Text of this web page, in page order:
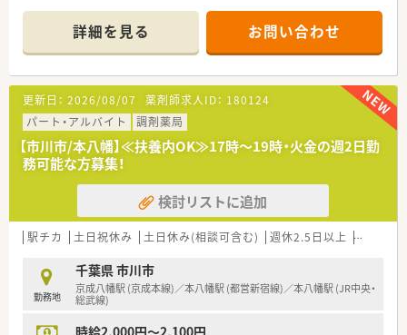
営管理といった高度な科目を自発的に履修可能です。
【店舗情報と応需状況について】
■JR市川駅から徒歩2分という好立地にあり、近隣の内科クリニ
ックを中心に1日60枚から70枚の処方箋を受け付けています。
■面対応の店舗として幅広い処方内容に触れられますが、一包化
は1日1枚程度と少なめで、落ち着いて業務に取り組める環境で
す。
■医薬品の採用品目数は2,000品目を超えており、様々な症例や
新薬についても現場で働きながら学ぶことが可能となっていま
す。
【法人特徴について】
■東証プライム上場のグループに属しており、業界内でもトップ
クラスの規模を誇る安定した経営基盤が大きな魅力の企業で
■調剤部門とOTC部門の採用が完全に分かれているため、薬剤師
としての専門業務に専念してスキルを磨くことが可能になりま
す。
詳細を見る お問い合わせ
更新日： 2026/08/07 薬剤師求人ID： 180124
パート・アルバイト
調剤薬局
【市川市/本八幡】≪扶養内OK≫17時～19時・火金の週2日勤
務可能な方募集！
検討リストに追加
駅チカ 土日祝休み 土日休み(相談可含む) 週休2.5日以上 Ｗワー
勤務地
千葉県 市川市
京成八幡駅 (京成本線)／本八幡駅 (都営新宿線)／本八幡駅 (JR中央・
総武線)